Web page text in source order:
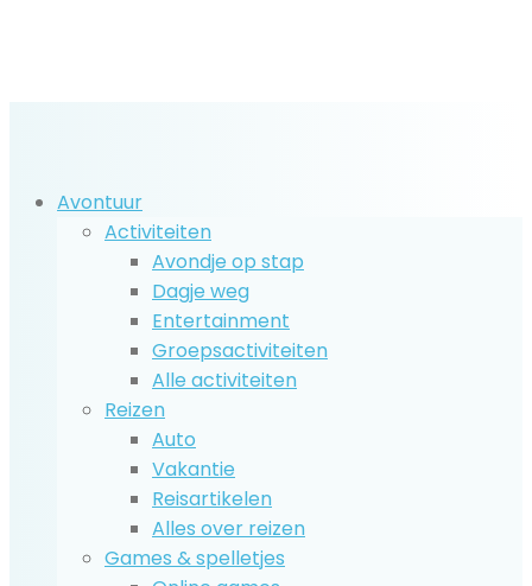
Avontuur
Activiteiten
Avondje op stap
Dagje weg
Entertainment
Groepsactiviteiten
Alle activiteiten
Reizen
Auto
Vakantie
Reisartikelen
Alles over reizen
Games & spelletjes